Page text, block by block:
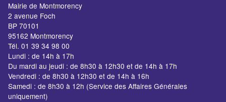
Mairie de Montmorency
2 avenue Foch
BP 70101
95162 Montmorency
Tél. 01 39 34 98 00
Lundi : de 14h à 17h
Du mardi au jeudi : de 8h30 à 12h30 et de 14h à 17h
Vendredi : de 8h30 à 12h30 et de 14h à 16h
Samedi : de 8h30 à 12h (Service des Affaires Générales
uniquement)